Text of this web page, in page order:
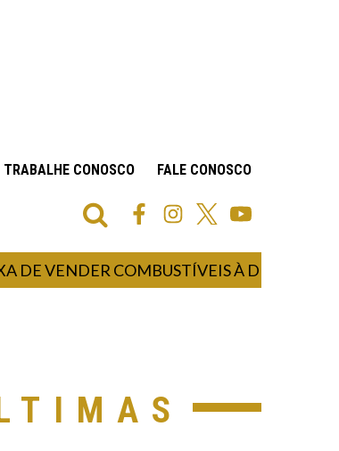
TRABALHE CONOSCO FALE CONOSCO
COMBUSTÍVEIS À DISTRIBUIDORA